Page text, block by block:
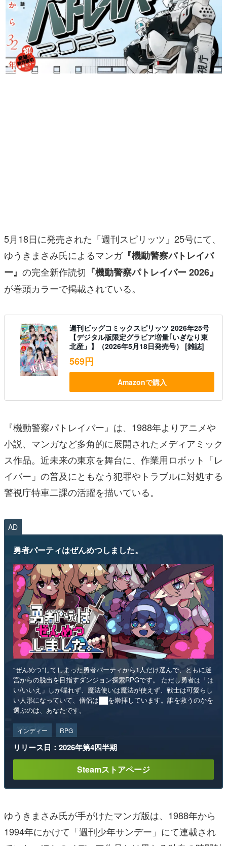
若ゲのいたり〜ゲームクリエイターの青春〜
『うつヌケ』『ペンと箸』等で知られるマンガ家・田中圭
一先生によるゲーム業界レポートマンガです。
なんでゲームは面白い？
ゲーム開発者・hamatsu氏がゲームの魅力を画面や操作の
具体的な形から解き明かしていく、硬派で骨太な評論連載
です。
その他
電ファミニコゲーマーとは？
運営：株式会社マレ
5月18日に発売された「週刊スピリッツ」25号にて、
ゆうきまさみ氏によるマンガ『機動警察パトレイバ
ー』 の完全新作読切 『機動警察パトレイバー 2026』
が巻頭カラーで掲載されている。
週刊ビッグコミックスピリッツ 2026年25号
【デジタル版限定グラビア増量｢いぎなり東
北産」】（2026年5月18日発売号） [雑誌]
569円
Amazonで購入
『機動警察パトレイバー』は、1988年よりアニメや
小説、マンガなど多角的に展開されたメディアミック
ス作品。近未来の東京を舞台に、作業用ロボット「レ
イバー」の普及にともなう犯罪やトラブルに対処する
警視庁特車二課の活躍を描いている。
AD
勇者パーティはぜんめつしました。
“ぜんめつ”してしまった勇者パーティから1人だけ選んで、ともに迷
宮からの脱出を目指すダンジョン探索RPGです。 ただし勇者は「は
い/いいえ」しか喋れず、魔法使いは魔法が使えず、戦士は可愛らし
い人形になっていて、僧侶は██を崇拝しています。誰を救うのかを
選ぶのは、あなたです。
インディー RPG
リリース日：2026年第4四半期
Steamストアページ
ゆうきまさみ氏が手がけたマンガ版は、1988年から
1994年にかけて「週刊少年サンデー」にて連載され